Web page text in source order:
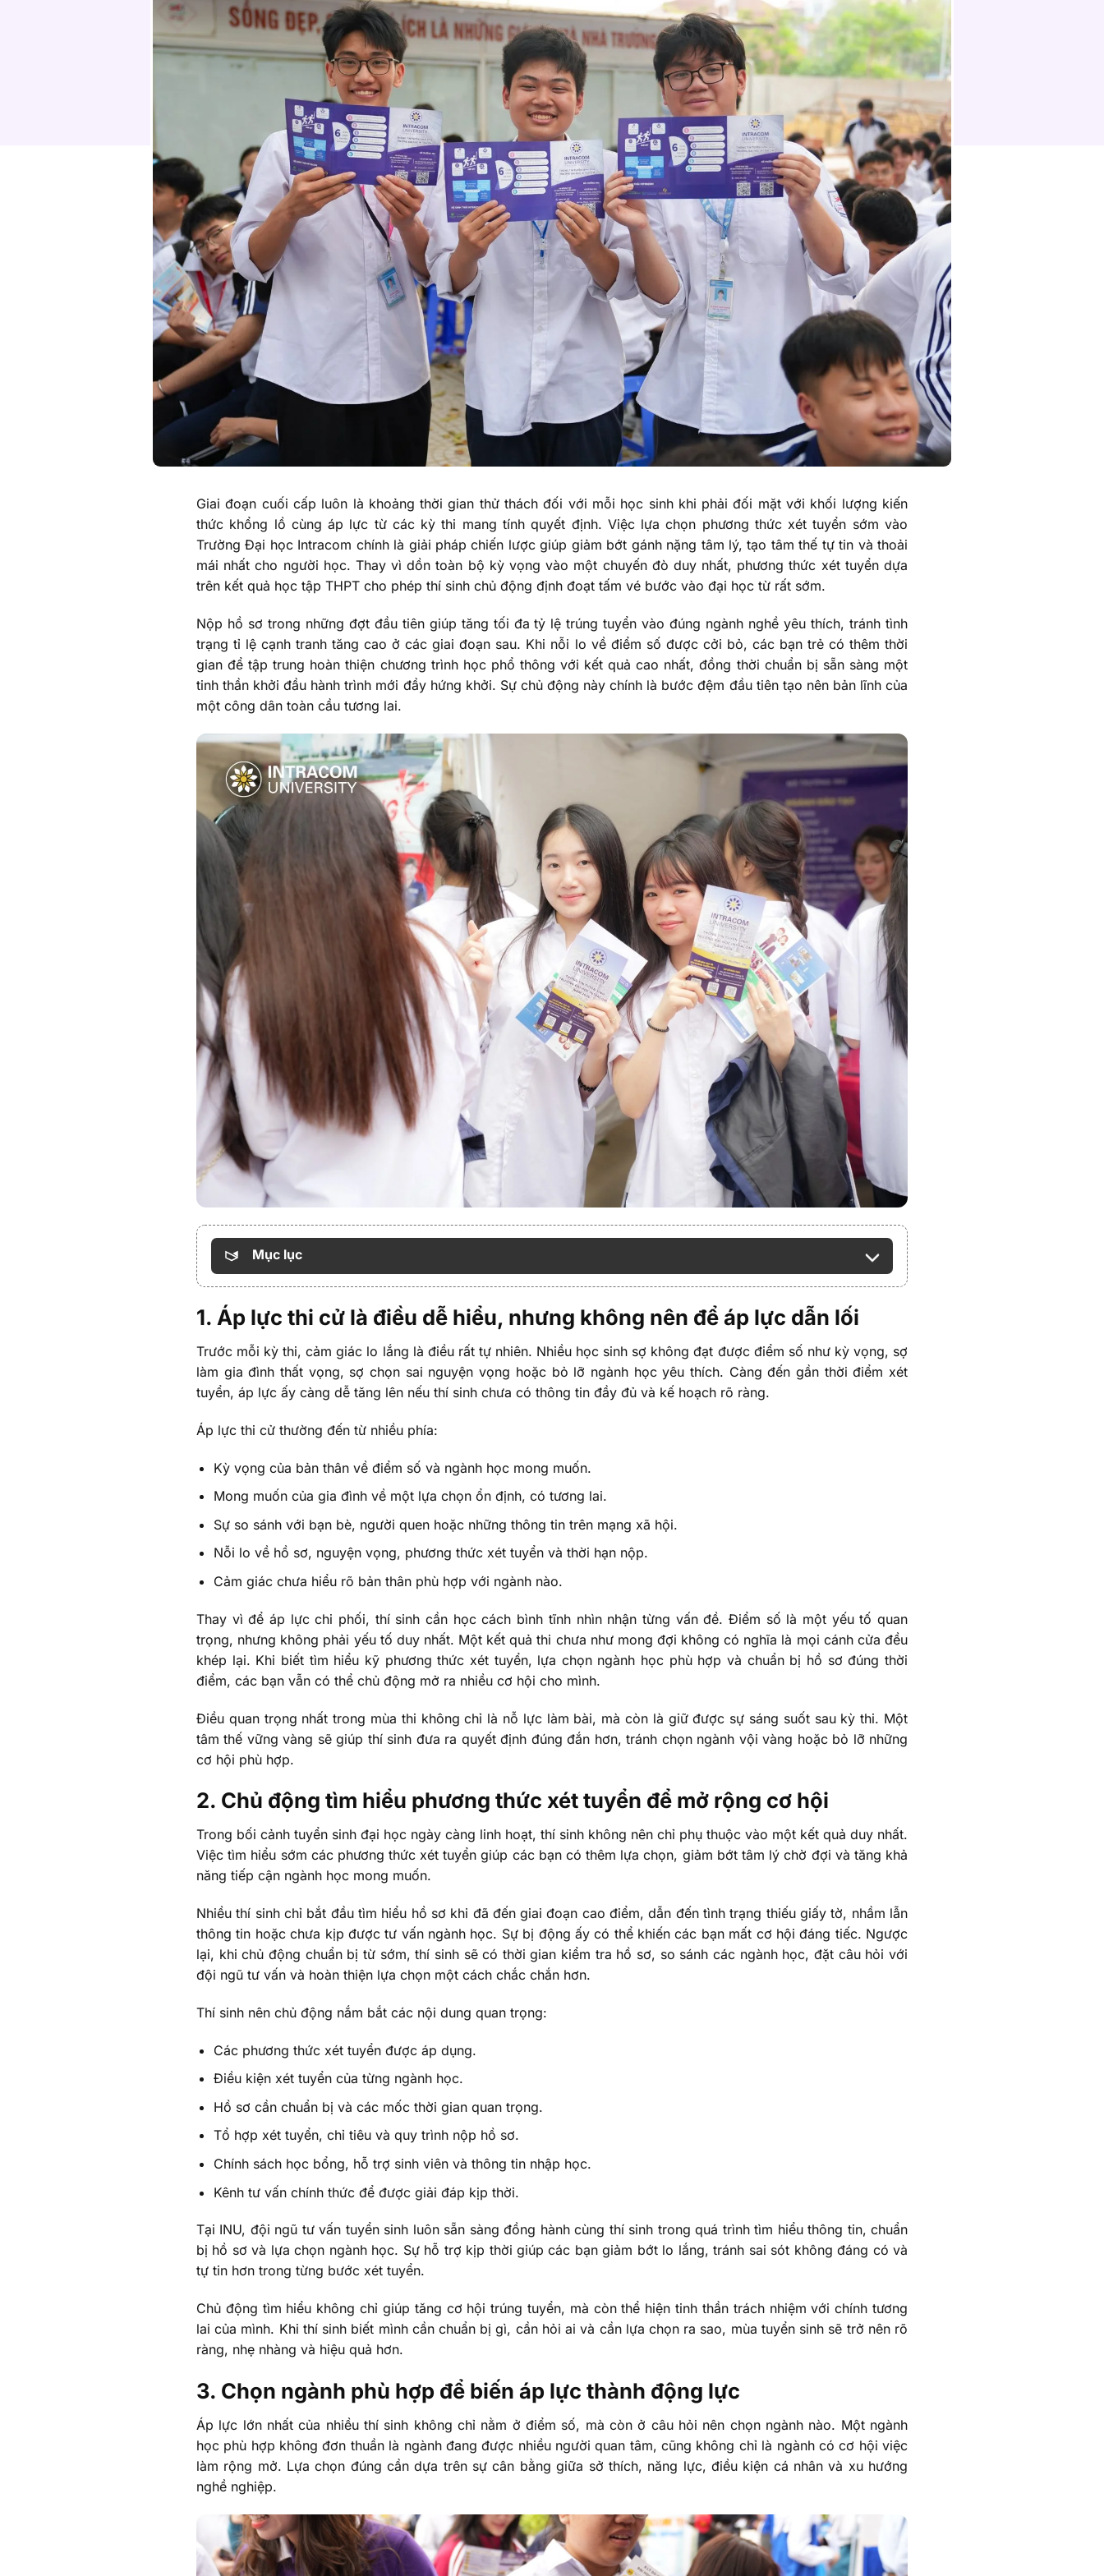
Giai đoạn cuối cấp luôn là khoảng thời gian thử thách đối với mỗi học sinh khi phải đối mặt với khối lượng kiến
thức khổng lồ cùng áp lực từ các kỳ thi mang tính quyết định. Việc lựa chọn phương thức xét tuyển sớm vào
Trường Đại học Intracom chính là giải pháp chiến lược giúp giảm bớt gánh nặng tâm lý, tạo tâm thế tự tin và thoải
mái nhất cho người học. Thay vì dồn toàn bộ kỳ vọng vào một chuyến đò duy nhất, phương thức xét tuyển dựa
trên kết quả học tập THPT cho phép thí sinh chủ động định đoạt tấm vé bước vào đại học từ rất sớm.
Nộp hồ sơ trong những đợt đầu tiên giúp tăng tối đa tỷ lệ trúng tuyển vào đúng ngành nghề yêu thích, tránh tình
trạng tỉ lệ cạnh tranh tăng cao ở các giai đoạn sau. Khi nỗi lo về điểm số được cởi bỏ, các bạn trẻ có thêm thời
gian để tập trung hoàn thiện chương trình học phổ thông với kết quả cao nhất, đồng thời chuẩn bị sẵn sàng một
tinh thần khởi đầu hành trình mới đầy hứng khởi. Sự chủ động này chính là bước đệm đầu tiên tạo nên bản lĩnh của
một công dân toàn cầu tương lai.
Mục lục
1. Áp lực thi cử là điều dễ hiểu, nhưng không nên để áp lực dẫn lối
Trước mỗi kỳ thi, cảm giác lo lắng là điều rất tự nhiên. Nhiều học sinh sợ không đạt được điểm số như kỳ vọng, sợ
làm gia đình thất vọng, sợ chọn sai nguyện vọng hoặc bỏ lỡ ngành học yêu thích. Càng đến gần thời điểm xét
tuyển, áp lực ấy càng dễ tăng lên nếu thí sinh chưa có thông tin đầy đủ và kế hoạch rõ ràng.
Áp lực thi cử thường đến từ nhiều phía:
Kỳ vọng của bản thân về điểm số và ngành học mong muốn.
Mong muốn của gia đình về một lựa chọn ổn định, có tương lai.
Sự so sánh với bạn bè, người quen hoặc những thông tin trên mạng xã hội.
Nỗi lo về hồ sơ, nguyện vọng, phương thức xét tuyển và thời hạn nộp.
Cảm giác chưa hiểu rõ bản thân phù hợp với ngành nào.
Thay vì để áp lực chi phối, thí sinh cần học cách bình tĩnh nhìn nhận từng vấn đề. Điểm số là một yếu tố quan
trọng, nhưng không phải yếu tố duy nhất. Một kết quả thi chưa như mong đợi không có nghĩa là mọi cánh cửa đều
khép lại. Khi biết tìm hiểu kỹ phương thức xét tuyển, lựa chọn ngành học phù hợp và chuẩn bị hồ sơ đúng thời
điểm, các bạn vẫn có thể chủ động mở ra nhiều cơ hội cho mình.
Điều quan trọng nhất trong mùa thi không chỉ là nỗ lực làm bài, mà còn là giữ được sự sáng suốt sau kỳ thi. Một
tâm thế vững vàng sẽ giúp thí sinh đưa ra quyết định đúng đắn hơn, tránh chọn ngành vội vàng hoặc bỏ lỡ những
cơ hội phù hợp.
2. Chủ động tìm hiểu phương thức xét tuyển để mở rộng cơ hội
Trong bối cảnh tuyển sinh đại học ngày càng linh hoạt, thí sinh không nên chỉ phụ thuộc vào một kết quả duy nhất.
Việc tìm hiểu sớm các phương thức xét tuyển giúp các bạn có thêm lựa chọn, giảm bớt tâm lý chờ đợi và tăng khả
năng tiếp cận ngành học mong muốn.
Nhiều thí sinh chỉ bắt đầu tìm hiểu hồ sơ khi đã đến giai đoạn cao điểm, dẫn đến tình trạng thiếu giấy tờ, nhầm lẫn
thông tin hoặc chưa kịp được tư vấn ngành học. Sự bị động ấy có thể khiến các bạn mất cơ hội đáng tiếc. Ngược
lại, khi chủ động chuẩn bị từ sớm, thí sinh sẽ có thời gian kiểm tra hồ sơ, so sánh các ngành học, đặt câu hỏi với
đội ngũ tư vấn và hoàn thiện lựa chọn một cách chắc chắn hơn.
Thí sinh nên chủ động nắm bắt các nội dung quan trọng:
Các phương thức xét tuyển được áp dụng.
Điều kiện xét tuyển của từng ngành học.
Hồ sơ cần chuẩn bị và các mốc thời gian quan trọng.
Tổ hợp xét tuyển, chỉ tiêu và quy trình nộp hồ sơ.
Chính sách học bổng, hỗ trợ sinh viên và thông tin nhập học.
Kênh tư vấn chính thức để được giải đáp kịp thời.
Tại INU, đội ngũ tư vấn tuyển sinh luôn sẵn sàng đồng hành cùng thí sinh trong quá trình tìm hiểu thông tin, chuẩn
bị hồ sơ và lựa chọn ngành học. Sự hỗ trợ kịp thời giúp các bạn giảm bớt lo lắng, tránh sai sót không đáng có và
tự tin hơn trong từng bước xét tuyển.
Chủ động tìm hiểu không chỉ giúp tăng cơ hội trúng tuyển, mà còn thể hiện tinh thần trách nhiệm với chính tương
lai của mình. Khi thí sinh biết mình cần chuẩn bị gì, cần hỏi ai và cần lựa chọn ra sao, mùa tuyển sinh sẽ trở nên rõ
ràng, nhẹ nhàng và hiệu quả hơn.
3. Chọn ngành phù hợp để biến áp lực thành động lực
Áp lực lớn nhất của nhiều thí sinh không chỉ nằm ở điểm số, mà còn ở câu hỏi nên chọn ngành nào. Một ngành
học phù hợp không đơn thuần là ngành đang được nhiều người quan tâm, cũng không chỉ là ngành có cơ hội việc
làm rộng mở. Lựa chọn đúng cần dựa trên sự cân bằng giữa sở thích, năng lực, điều kiện cá nhân và xu hướng
nghề nghiệp.